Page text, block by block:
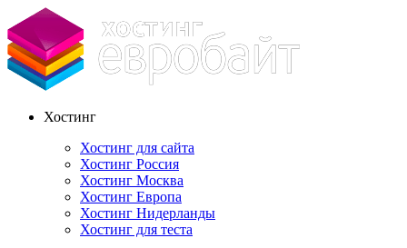
Хостинг
Хостинг для сайта
Хостинг Россия
Хостинг Москва
Хостинг Европа
Хостинг Нидерланды
Хостинг для теста